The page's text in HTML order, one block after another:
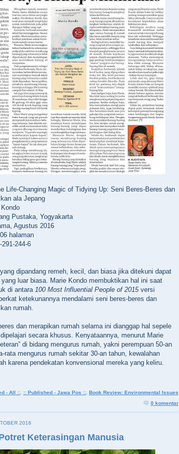
Life-Changing Magic of Tidying Up: Seni Beres-Beres dan
ala Jepang
Pustaka, Yogyakarta
Agustus 2016
halaman
291-244-6
dipandang remeh, kecil, dan biasa jika ditekuni dapat
luar biasa. Marie Kondo membuktikan hal ini saat
di antara 100 Most Influential People of 2015versi
berkat ketekunannya mendalami seni beres-beres dan
rumah.
dan merapikan rumah selama ini dianggap hal sepele
secara khusus. Kenyataannya, menurut Marie
di bidang mengurus rumah, yakni perempuan 50-an
rata mengurus rumah sekitar 30-an tahun, kewalahan
karena pendekatan konvensional mereka yang keliru.
- All :: :: Published - Jawa Pos :: Book Review: Environmental Issues
0 komentar
2016
Keterasingan Manusia